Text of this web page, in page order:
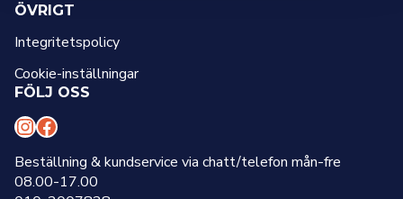
ÖVRIGT
Integritetspolicy
Cookie-inställningar
FÖLJ OSS
I
n
s
F
a
c
Beställning & kundservice via chatt/telefon mån-fre
08.00-17.00